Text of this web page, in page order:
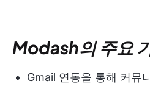
Modash의 주요
Gmail 연동을 통해 커뮤